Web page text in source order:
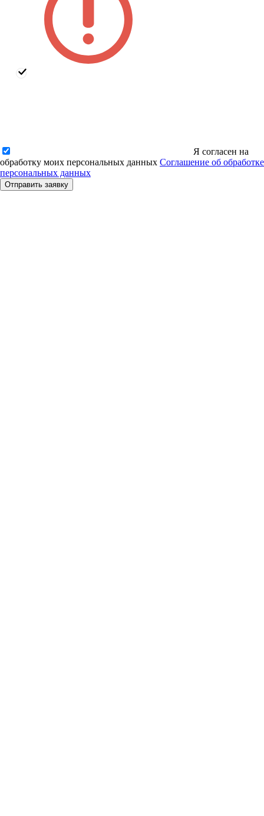
Я согласен на
обработку моих персональных данных Соглашение об обработке
персональных данных